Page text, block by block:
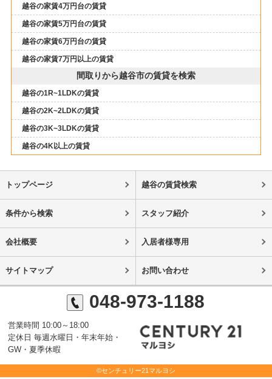
越谷の家賃4万円台の賃貸
越谷の家賃5万円台の賃貸
越谷の家賃6万円台の賃貸
越谷の家賃7万円以上の賃貸
間取りから越谷市の賃貸を検索
越谷の1R~1LDKの賃貸
越谷の2K~2LDKの賃貸
越谷の3K~3LDKの賃貸
越谷の4K以上の賃貸
トップページ 越谷の賃貸検索
条件から検索 スタッフ紹介
会社概要 入居者様専用
サイトマップ お問い合わせ
048-973-1188
営業時間 10:00～18:00
定休日 毎週水曜日・年末年始・
GW・夏季休暇
©センチュリー21マルヨシ